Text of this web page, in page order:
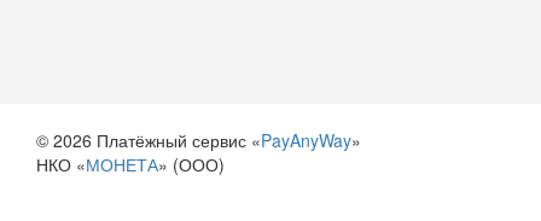
© 2026 Платёжный сервис «PayAnyWay»
НКО «МОНЕТА» (ООО)